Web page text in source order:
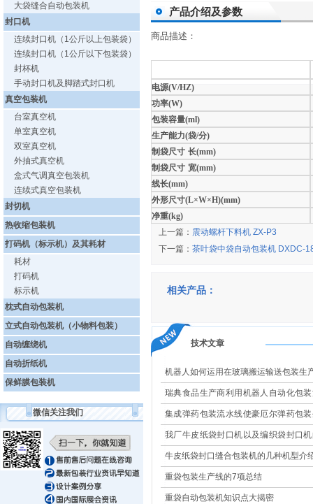
大袋缝合自动包装机
封口机
连续封口机（1公斤以上包装袋）
连续封口机（1公斤以下包装袋）
封杯机
手动封口机及脚踏式封口机
真空包装机
台室真空机
单室真空机
双室真空机
外抽式真空机
盒式气调真空包装机
连续式真空包装机
封切机
热收缩包装机
打码机（标示机）及其耗材
耗材
打码机
标示机
枕式自动包装机
立式自动包装机（小物料包装）
自动缠绕机
自动折纸机
保鲜膜包装机
微信关注我们
产品介绍及参数
商品描述：
电源(V/HZ)
功率(W)
包装容量(ml)
生产能力(袋/分)
制袋尺寸 长(mm)
制袋尺寸 宽(mm)
线长(mm)
外形尺寸(L×W×H)(mm)
净重(kg)
上一篇： 震动螺杆下料机 ZX-P3
下一篇： 茶叶袋中袋自动包装机 DXDC-
相关产品：
技术文章
机器人如何运用在玻璃搬运输送包装生
瑞典食品生产商利用机器人自动化包
现高效改造
集成弹药包装流水线使豪厄尔弹药包
更安全
我厂牛皮纸袋封口机以及编织袋封口
果大展示
牛皮纸袋封口缝合包装机的几种机型介
重袋包装生产线的7项总结
重袋自动包装机知识点大揭密